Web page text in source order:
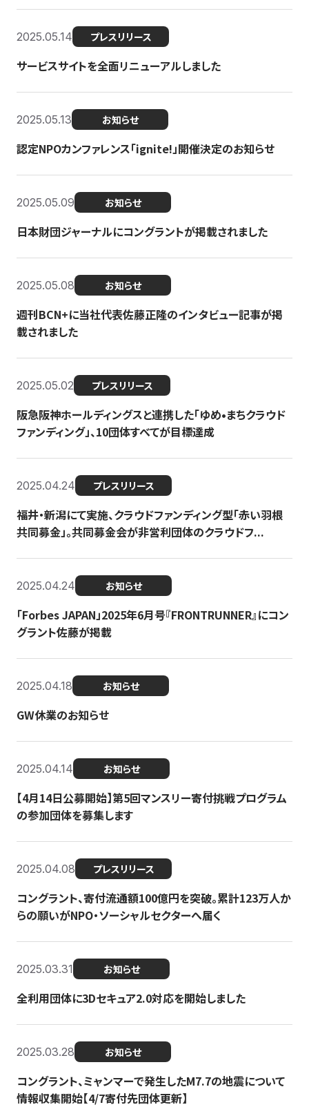
2025.05.14 プレスリリース
サービスサイトを全面リニューアルしました
2025.05.13 お知らせ
認定NPOカンファレンス「ignite!」開催決定のお知らせ
2025.05.09 お知らせ
日本財団ジャーナルにコングラントが掲載されました
2025.05.08 お知らせ
週刊BCN+に当社代表佐藤正隆のインタビュー記事が掲
載されました
2025.05.02 プレスリリース
阪急阪神ホールディングスと連携した「ゆめ•まちクラウド
ファンディング」、10団体すべてが目標達成
2025.04.24 プレスリリース
福井・新潟にて実施、クラウドファンディング型「赤い羽根
共同募金」。共同募金会が非営利団体のクラウドフ...
2025.04.24 お知らせ
「Forbes JAPAN」2025年6月号『FRONTRUNNER』にコン
グラント佐藤が掲載
2025.04.18 お知らせ
GW休業のお知らせ
2025.04.14 お知らせ
【4月14日公募開始】第5回マンスリー寄付挑戦プログラム
の参加団体を募集します
2025.04.08 プレスリリース
コングラント、寄付流通額100億円を突破。累計123万人か
らの願いがNPO・ソーシャルセクターへ届く
2025.03.31 お知らせ
全利用団体に3Dセキュア2.0対応を開始しました
2025.03.28 お知らせ
コングラント、ミャンマーで発生したM7.7の地震について
情報収集開始【4/7寄付先団体更新】